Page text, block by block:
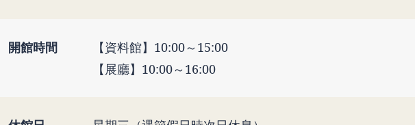
開館時間
【資料館】10:00～15:00
【展廳】10:00～16:00